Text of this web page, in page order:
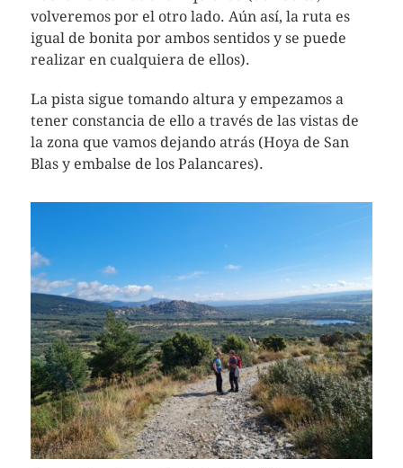
volveremos por el otro lado. Aún así, la ruta es
igual de bonita por ambos sentidos y se puede
realizar en cualquiera de ellos).
La pista sigue tomando altura y empezamos a
tener constancia de ello a través de las vistas de
la zona que vamos dejando atrás (Hoya de San
Blas y embalse de los Palancares).